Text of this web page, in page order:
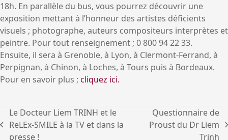
18h. En parallèle du bus, vous pourrez découvrir une
exposition mettant à l’honneur des artistes déficients
visuels ; photographe, auteurs compositeurs interprètes et
peintre. Pour tout renseignement ; 0 800 94 22 33.
Ensuite, il sera à Grenoble, à Lyon, à Clermont-Ferrand, à
Perpignan, à Chinon, à Loches, à Tours puis à Bordeaux.
Pour en savoir plus ; cliquez ici.
previous
Le Docteur Liem TRINH et le
ReLEx-SMILE à la TV et dans la
presse !
next
Questionnaire de
Proust du Dr Liem
Trinh